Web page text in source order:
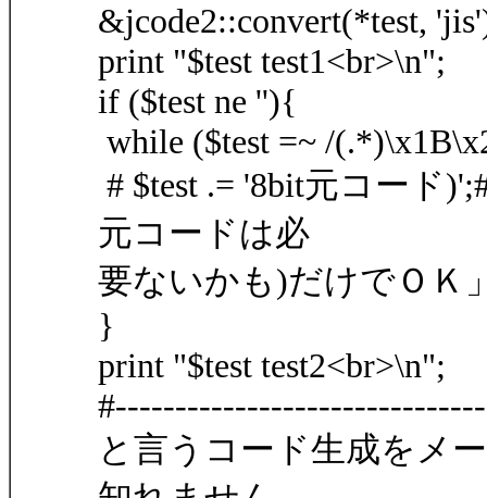
&jcode2::convert(*test,
print "$test test1<br>\n";
if ($test ne ''){
while ($test =~ /
# $test .= '8bit元コード
元コードは必
要ないかも)だけでＯＫ
}
print "$test test2<br>\n";
と言うコード生成をメ